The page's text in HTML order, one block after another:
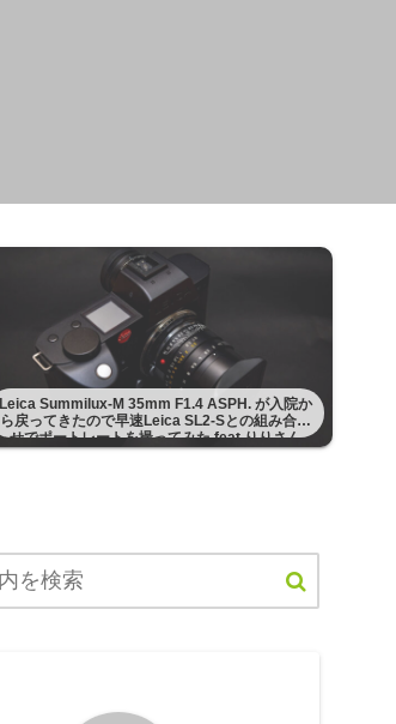
Leica Summilux-M 35mm F1.4 ASPH. が入院か
ら戻ってきたので早速Leica SL2-Sとの組み合わ
せでポートレートを撮ってみた feat りりさん